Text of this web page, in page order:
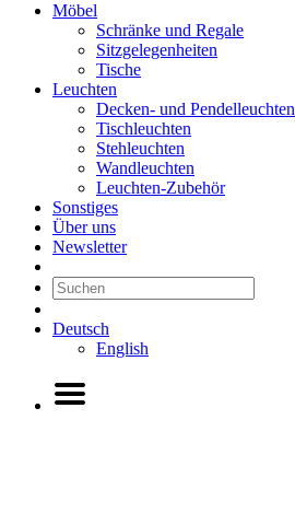
Möbel
Schränke und Regale
Sitzgelegenheiten
Tische
Leuchten
Decken- und Pendelleuchten
Tischleuchten
Stehleuchten
Wandleuchten
Leuchten-Zubehör
Sonstiges
Über uns
Newsletter
Deutsch
English